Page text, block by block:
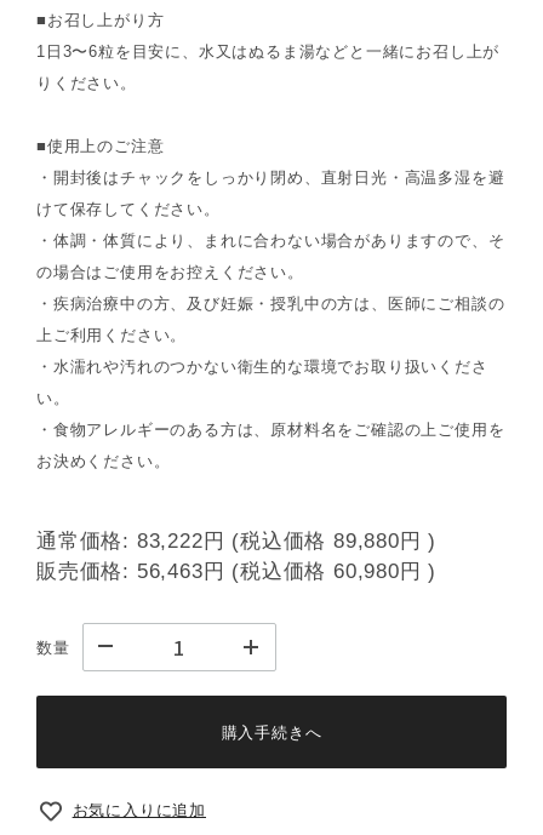
■お召し上がり方
1日3〜6粒を目安に、水又はぬるま湯などと一緒にお召し上が
りください。
■使用上のご注意
・開封後はチャックをしっかり閉め、直射日光・高温多湿を避
けて保存してください。
・体調・体質により、まれに合わない場合がありますので、そ
の場合はご使用をお控えください。
・疾病治療中の方、及び妊娠・授乳中の方は、医師にご相談の
上ご利用ください。
・水濡れや汚れのつかない衛生的な環境でお取り扱いくださ
い。
・食物アレルギーのある方は、原材料名をご確認の上ご使用を
お決めください。
通常価格: 83,222円 (税込価格89,880円 )
販売価格: 56,463円 (税込価格 60,980円 )
数量
購入手続きへ
お気に入りに追加